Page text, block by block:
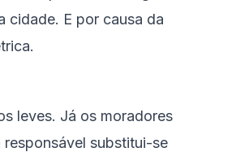
cidade. E por causa da
leves. Já os moradores
substitui-se